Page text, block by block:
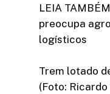
LEIA
preocupa
logísticos
Trem lotado
(Foto: